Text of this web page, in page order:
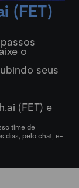
(FET)
o
seus
(FET) e
time de
dias, pelo chat, e-